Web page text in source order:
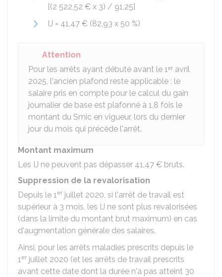
[(2 522,52 € x 3) / 91,25]
IJ = 41,47 € (82,93 x 50 %)
Attention
Pour les arrêts ayant débuté avant le 1ᵉʳ avril
2025, l'ancien plafond reste applicable : le
salaire pris en compte pour le calcul du gain
journalier de base est plafonné à 1,8 fois le
montant du Smic en vigueur, lors du dernier
jour du mois qui précède l'arrêt.
Montant maximum
Les IJ ne peuvent pas dépasser 41,47 € bruts.
Suppression de la revalorisation
Depuis le 1er juillet 2020, si l'arrêt de travail est
supérieur à 3 mois, les IJ ne sont plus revalorisées
(dans la limite du montant brut maximum) en cas
d'augmentation générale des salaires.
Ainsi, pour les arrêts maladies prescrits depuis le
1er juillet 2020 (et les arrêts de travail prescrits
avant cette date dont la durée n'a pas atteint 30